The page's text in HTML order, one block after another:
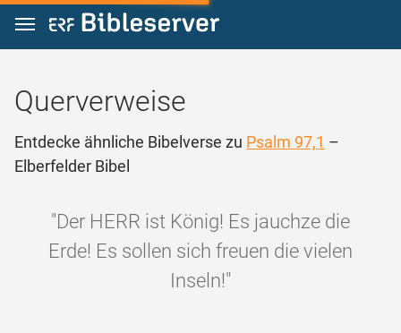
Zum Inhalt springen
Querverweise
Entdecke ähnliche Bibelverse zu Psalm 97,1 –
Elberfelder Bibel
"Der HERR ist König! Es jauchze die
Erde! Es sollen sich freuen die vielen
Inseln!"